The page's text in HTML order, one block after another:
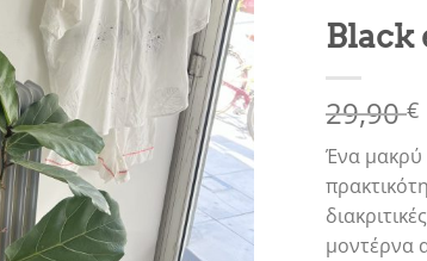
Black
29,90€
Ένα μακρύ
μοντέρνα